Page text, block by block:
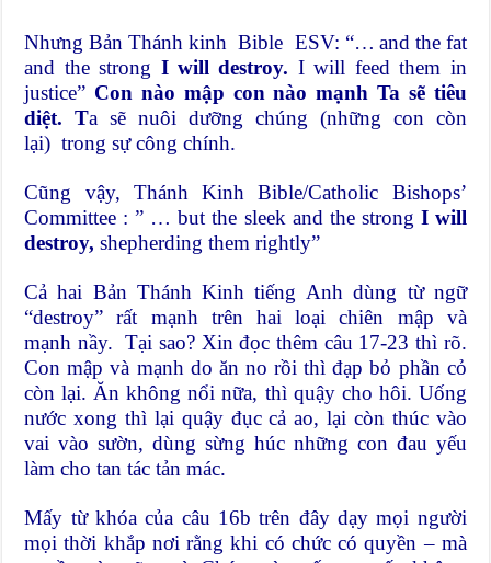
Nhưng Bản Thánh kinh Bible ESV: “… and the fat
and the strong I will destroy. I will feed them in
justice” Con nào mập con nào mạnh Ta sẽ tiêu
diệt. Ta sẽ nuôi dưỡng chúng (những con còn
lại) trong sự công chính.
Cũng vậy, Thánh Kinh Bible/Catholic Bishops’
Committee : ” … but the sleek and the strong I will
destroy,shepherding them rightly”
Cả hai Bản Thánh Kinh tiếng Anh dùng từ ngữ
“destroy” rất mạnh trên hai loại chiên mập và
mạnh nầy. Tại sao? Xin đọc thêm câu 17-23 thì rõ.
Con mập và mạnh do ăn no rồi thì đạp bỏ phần cỏ
còn lại. Ăn không nổi nữa, thì quậy cho hôi. Uống
nước xong thì lại quậy đục cả ao, lại còn thúc vào
vai vào sườn, dùng sừng húc những con đau yếu
làm cho tan tác tản mác.
Mấy từ khóa của câu 16b trên đây dạy mọi người
mọi thời khắp nơi rằng khi có chức có quyền – mà